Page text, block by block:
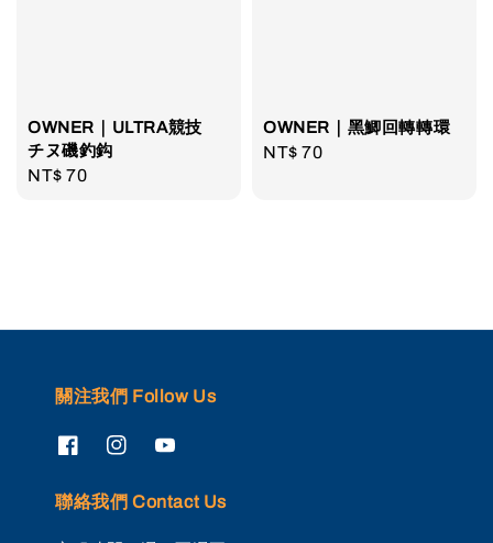
OWNER｜ULTRA競技
チヌ磯釣鈎
Regular
NT$ 70
OWNER｜黑鯽回轉轉環
Regular
NT$ 70
關注我們 Follow Us
聯絡我們 Contact Us